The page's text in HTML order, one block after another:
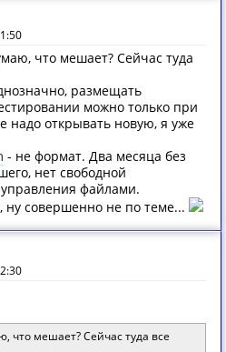
что мешает? Сейчас туда
размещать
можно только при
надо открывать новую, я уже
- не формат. Два месяца без
нет свободной
файлами.
совершенно не по теме...
мешает? Сейчас туда все